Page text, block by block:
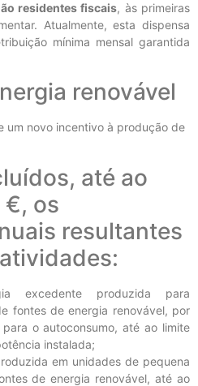
residentes fiscais, às primeiras
Atualmente, esta dispensa
mínima mensal garantida
renovável
um novo incentivo à produção de
até ao
€, os
resultantes
excedente produzida para
fontes de energia renovável, por
o autoconsumo, até ao limite
instalada;
em unidades de pequena
de energia renovável, até ao